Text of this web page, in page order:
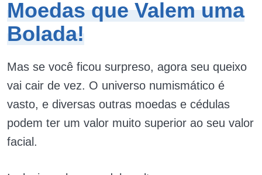
Moedas que Valem uma
Bolada!
Mas se você ficou surpreso, agora seu queixo
vai cair de vez. O universo numismático é
vasto, e diversas outras moedas e cédulas
podem ter um valor muito superior ao seu valor
facial.